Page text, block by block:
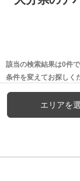
該当の検索結果は0件で
条件を変えてお探しく
エリアを